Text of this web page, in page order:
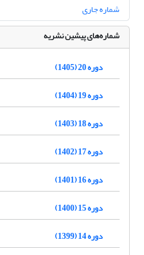
شماره جاری
شماره‌های پیشین نشریه
دوره 20 (1405)
دوره 19 (1404)
دوره 18 (1403)
دوره 17 (1402)
دوره 16 (1401)
دوره 15 (1400)
دوره 14 (1399)